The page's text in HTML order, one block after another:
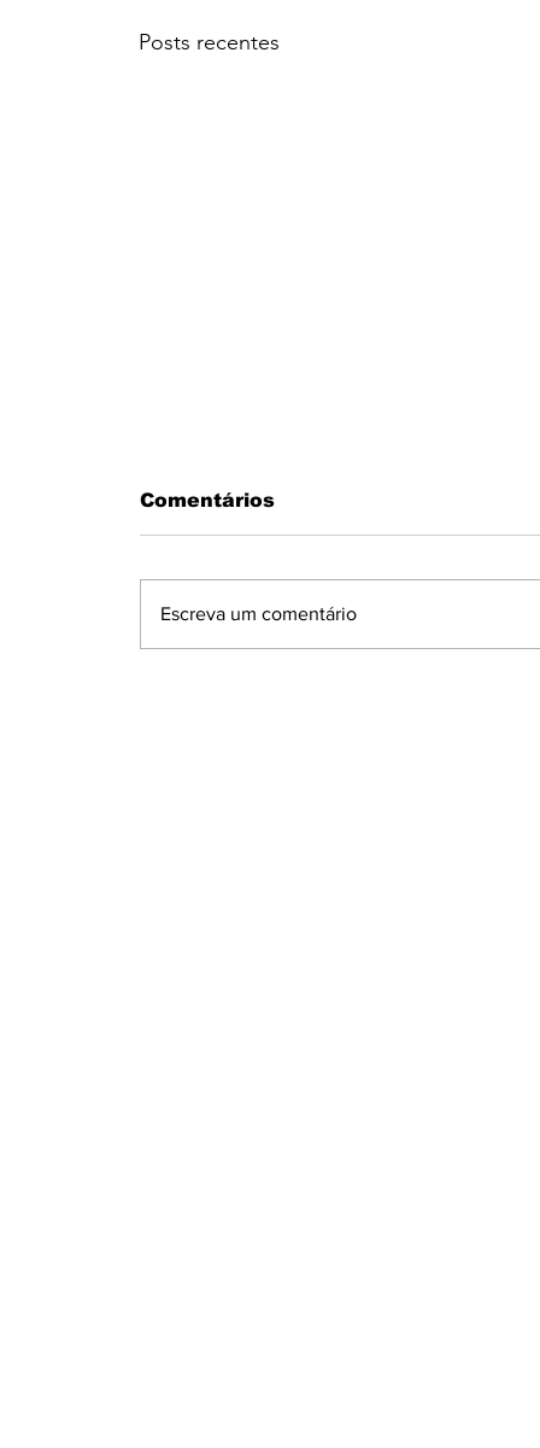
Posts recentes
Comentários
Escreva um comentário